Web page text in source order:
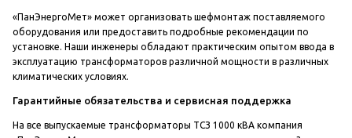
«ПанЭнергоМет» может организовать шефмонтаж поставляемого
оборудования или предоставить подробные рекомендации по
установке. Наши инженеры обладают практическим опытом ввода в
эксплуатацию трансформаторов различной мощности в различных
климатических условиях.
Гарантийные обязательства и сервисная поддержка
На все выпускаемые трансформаторы ТСЗ 1000 кВА компания